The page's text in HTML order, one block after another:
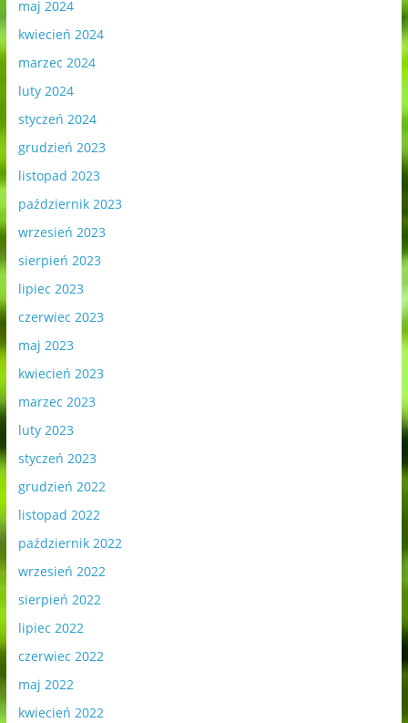
maj 2024
kwiecień 2024
marzec 2024
luty 2024
styczeń 2024
grudzień 2023
listopad 2023
październik 2023
wrzesień 2023
sierpień 2023
lipiec 2023
czerwiec 2023
maj 2023
kwiecień 2023
marzec 2023
luty 2023
styczeń 2023
grudzień 2022
listopad 2022
październik 2022
wrzesień 2022
sierpień 2022
lipiec 2022
czerwiec 2022
maj 2022
kwiecień 2022